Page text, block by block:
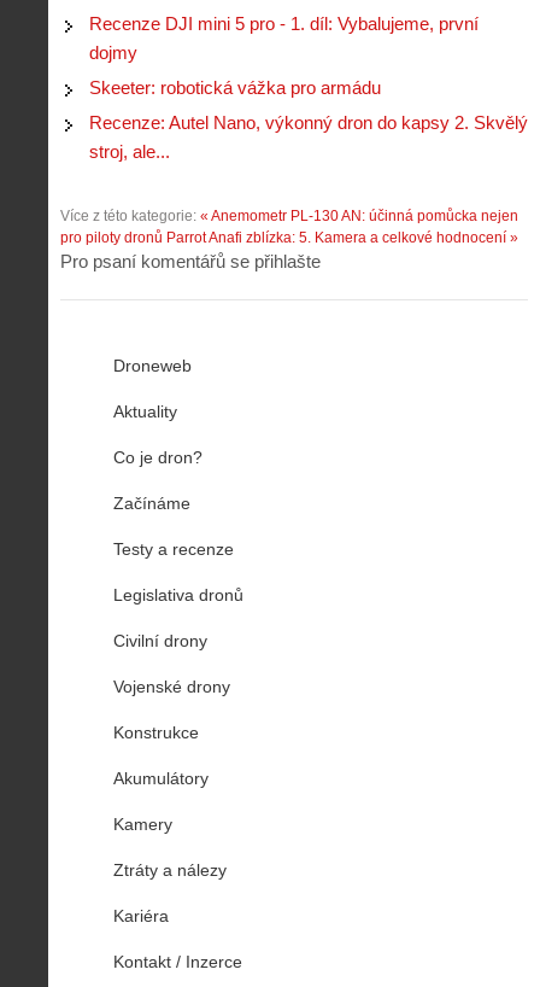
Recenze DJI mini 5 pro - 1. díl: Vybalujeme, první
dojmy
Skeeter: robotická vážka pro armádu
Recenze: Autel Nano, výkonný dron do kapsy 2. Skvělý
stroj, ale...
Více z této kategorie: « Anemometr PL-130 AN: účinná pomůcka nejen
pro piloty dronů Parrot Anafi zblízka: 5. Kamera a celkové hodnocení »
Pro psaní komentářů se přihlašte
Droneweb
Aktuality
Co je dron?
Začínáme
Testy a recenze
Legislativa dronů
Civilní drony
Vojenské drony
Konstrukce
Akumulátory
Kamery
Ztráty a nálezy
Kariéra
Kontakt / Inzerce